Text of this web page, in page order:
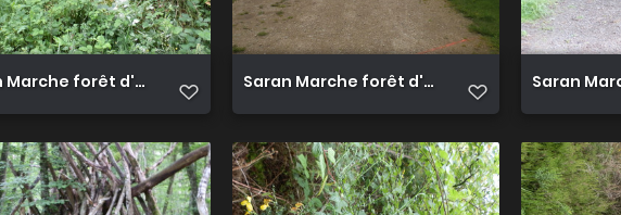
Marche forêt d'Orléans 9 Saran Marche forêt d'Orléans 10 Saran